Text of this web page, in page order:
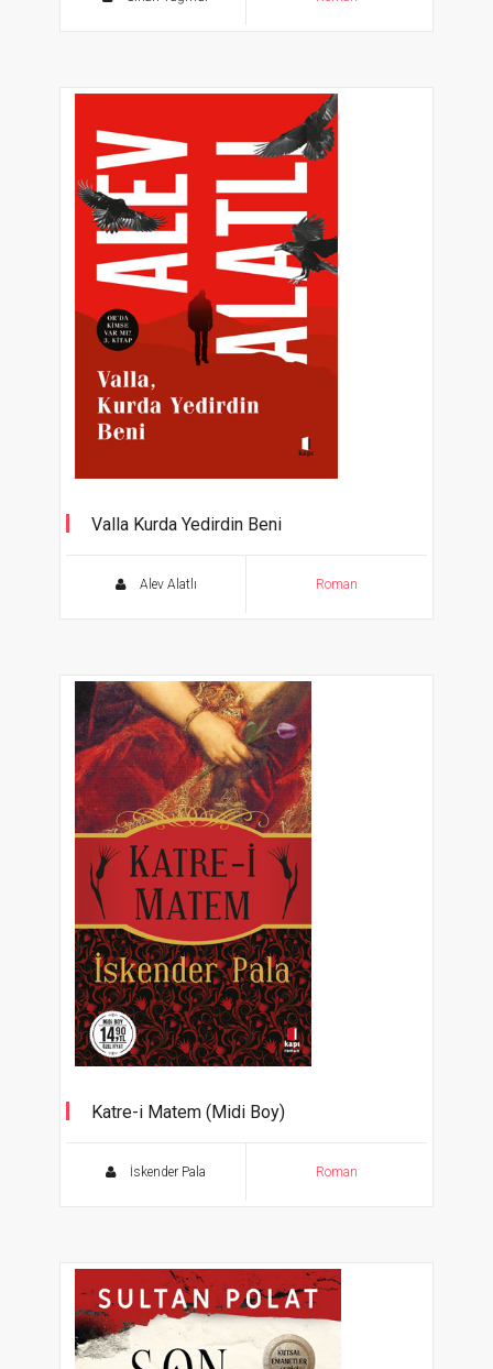
Valla Kurda Yedirdin Beni
Alev Alatlı Roman
Katre-i Matem (Midi Boy)
İskender Pala Roman